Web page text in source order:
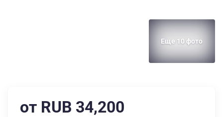
Еще 10 фото
от RUB 34,200